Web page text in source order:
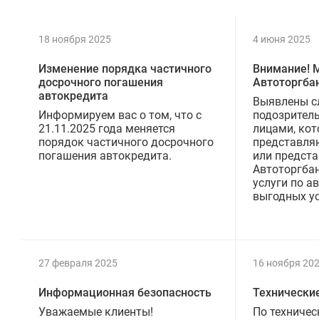
18 ноября 2025
Изменение порядка частичного
досрочного погашения
автокредита
Информируем вас о том, что с
21.11.2025 года меняется
порядок частичного досрочного
погашения автокредита.
4 июня 2025
Внимание!
Выявлены
лицами,
или
услуги по
выгодных
27 февраля 2025
Информационная безопасность
Уважаемые клиенты!
16 ноября
По